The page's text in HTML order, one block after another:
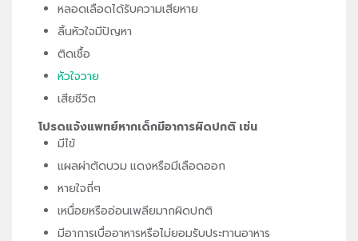
หลอดเลือดได้รับความเสียหาย
ลิ้นหัวใจมีปัญหา
ติดเชื้อ
หัวใจวาย
เสียชีวิต
โปรดแจ้งแพทย์หากเด็กมีอาการผิดปกติ เช่น
มีไข้
แผลผ่าตัดบวม แดงหรือมีเลือดออก
หายใจถี่ๆ
เหนื่อยหรืออ่อนเพลียมากผิดปกติ
มีอาการเบื่ออาหารหรือไม่ยอมรับประทานอาหาร